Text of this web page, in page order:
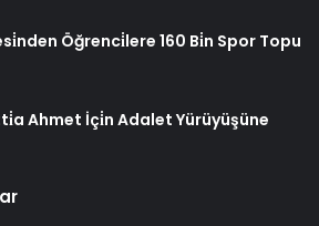
Öğrenci̇lere 160 Bi̇n Spor Topu
Ahmet İçi̇n Adalet Yürüyüşüne